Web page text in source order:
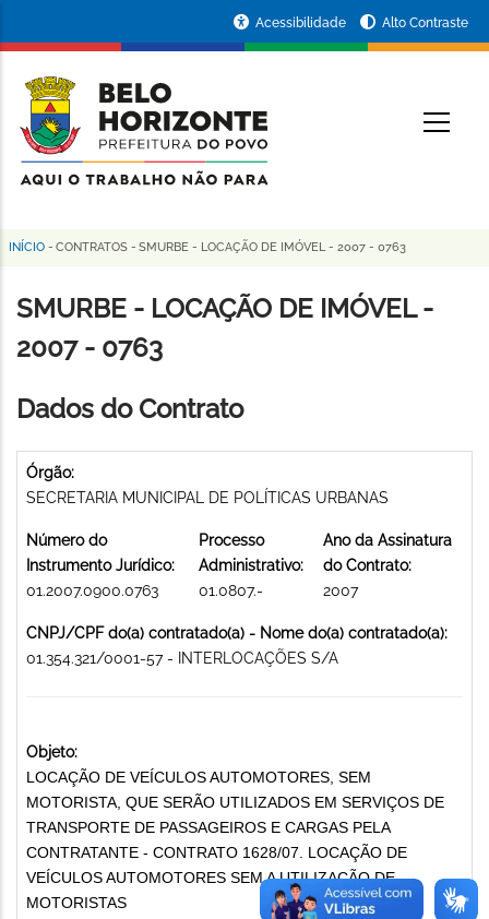
conteúdo
principal
da
Prefeitura
de
Horizonte
Acessibilidade Alto Contraste
Trilha
de
navegação
INÍCIO - CONTRATOS - SMURBE - LOCAÇÃO DE IMÓVEL - 2007 - 0763
SMURBE - LOCAÇÃO DE IMÓVEL -
2007 - 0763
Dados do Contrato
Órgão:
SECRETARIA MUNICIPAL DE POLÍTICAS URBANAS
Número do
Instrumento Jurídico:
01.2007.0900.0763
Processo
Administrativo:
01.0807.-
Ano da Assinatura
do Contrato:
2007
CNPJ/CPF do(a) contratado(a) - Nome do(a) contratado(a):
01.354.321/0001-57 - INTERLOCAÇÕES S/A
Objeto:
LOCAÇÃO DE VEÍCULOS AUTOMOTORES, SEM
MOTORISTA, QUE SERÃO UTILIZADOS EM SERVIÇOS DE
TRANSPORTE DE PASSAGEIROS E CARGAS PELA
CONTRATANTE - CONTRATO 1628/07. LOCAÇÃO DE
VEÍCULOS AUTOMOTORES SEM A UTILIZAÇÃO DE
MOTORISTAS